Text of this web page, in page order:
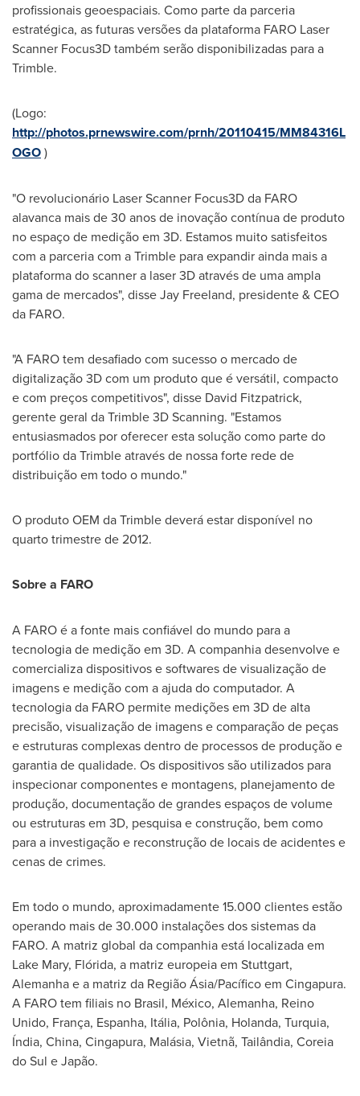
profissionais geoespaciais. Como parte da parceria
estratégica, as futuras versões da plataforma FARO Laser
Scanner Focus3D também serão disponibilizadas para a
Trimble.
(Logo:
http://photos.prnewswire.com/prnh/20110415/MM84316L
OGO)
"O revolucionário Laser Scanner Focus3D da FARO
alavanca mais de 30 anos de inovação contínua de produto
no espaço de medição em 3D. Estamos muito satisfeitos
com a parceria com a Trimble para expandir ainda mais a
plataforma do scanner a laser 3D através de uma ampla
gama de mercados", disseJay Freeland, presidente & CEO
da FARO.
"A FARO tem desafiado com sucesso o mercado de
digitalização 3D com um produto que é versátil, compacto
e com preços competitivos", disse David Fitzpatrick,
gerente geral da Trimble 3D Scanning. "Estamos
entusiasmados por oferecer esta solução como parte do
portfólio da Trimble através de nossa forte rede de
distribuição em todo o mundo."
O produto OEM da Trimble deverá estar disponível no
quarto trimestre de 2012.
Sobre a FARO
A FARO é a fonte mais confiável do mundo para a
tecnologia de medição em 3D. A companhia desenvolve e
comercializa dispositivos e softwares de visualização de
imagens e medição com a ajuda do computador. A
tecnologia da FARO permite medições em 3D de alta
precisão, visualização de imagens e comparação de peças
e estruturas complexas dentro de processos de produção e
garantia de qualidade. Os dispositivos são utilizados para
inspecionar componentes e montagens, planejamento de
produção, documentação de grandes espaços de volume
ou estruturas em 3D, pesquisa e construção, bem como
para a investigação e reconstrução de locais de acidentes e
cenas de crimes.
Em todo o mundo, aproximadamente 15.000 clientes estão
operando mais de 30.000 instalações dos sistemas da
FARO. A matriz global da companhia está localizada em
Lake Mary, Flórida, a matriz europeia em Stuttgart,
Alemanha e a matriz da Região Ásia/Pacífico em Cingapura.
A FARO tem filiais no Brasil, México, Alemanha, Reino
Unido, França, Espanha, Itália, Polônia, Holanda, Turquia,
Índia, China, Cingapura, Malásia, Vietnã, Tailândia, Coreia
do Sul e Japão.